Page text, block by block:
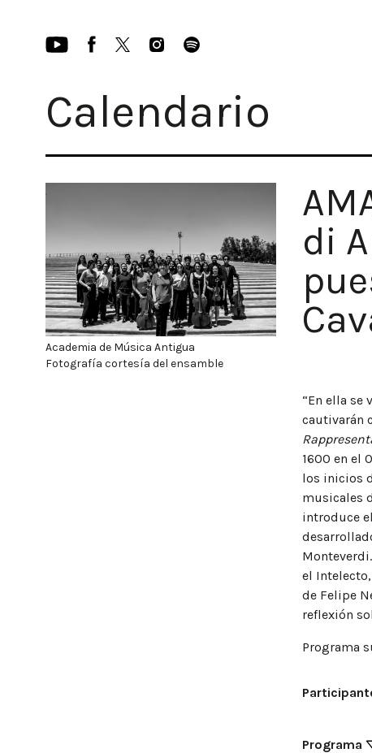
Calendario
Academia de Música Antigua
Fotografía cortesía del ensamble
di
“En ella se
cautivarán
1600 en el
los inicios
musicales
introduce
el
de Felipe
reflexión
Programa
Programa